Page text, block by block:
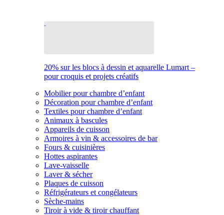
20% sur les blocs à dessin et aquarelle Lumart –
pour croquis et projets créatifs
Mobilier pour chambre d’enfant
Décoration pour chambre d’enfant
Textiles pour chambre d’enfant
Animaux à bascules
Appareils de cuisson
Armoires à vin & accessoires de bar
Fours & cuisinières
Hottes aspirantes
Lave-vaisselle
Laver & sécher
Plaques de cuisson
Réfrigérateurs et congélateurs
Sèche-mains
Tiroir à vide & tiroir chauffant